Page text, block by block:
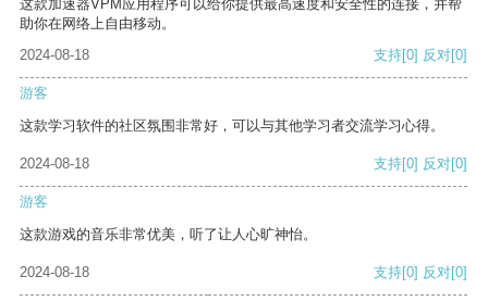
这款加速器VPM应用程序可以给你提供最高速度和安全性的连接，并帮
助你在网络上自由移动。
2024-08-18
支持[0] 反对[0]
游客
这款学习软件的社区氛围非常好，可以与其他学习者交流学习心得。
2024-08-18 支持[0] 反对[0]
游客
这款游戏的音乐非常优美，听了让人心旷神怡。
2024-08-18 支持[0] 反对[0]